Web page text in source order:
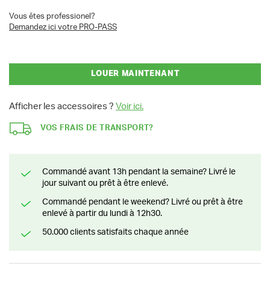
Vous êtes professionel?
Demandez ici votre PRO-PASS
LOUER MAINTENANT
Afficher les accessoires ? Voir ici.
VOS FRAIS DE TRANSPORT?
Commandé avant 13h pendant la semaine? Livré le
jour suivant ou prêt à être enlevé.
Commandé pendant le weekend? Livré ou prêt à être
enlevé à partir du lundi à 12h30.
50.000 clients satisfaits chaque année